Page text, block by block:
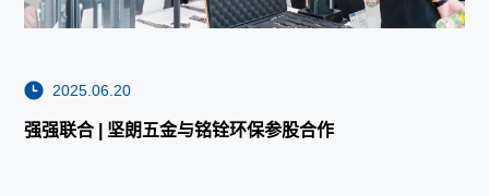
2025.06.20
强强联合 | 坚朗五金与铭铨环保参股合作